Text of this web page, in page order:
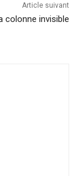
Article suivant
colonne invisible